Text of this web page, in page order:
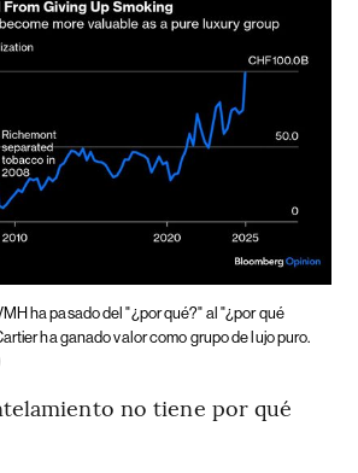
ha pasado del "¿por qué?" al "¿por qué
ha ganado valor como grupo de lujo puro.
no tiene por qué